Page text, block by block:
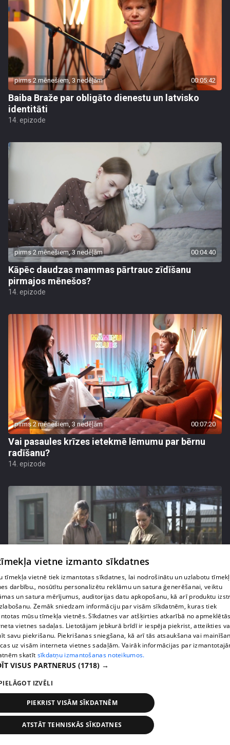
pirms 2 mēnešiem, 3 nedēļām 00:05:42
Baiba Braže par obligāto dienestu un latvisko
identitāti
14. epizode
pirms 2 mēnešiem, 3 nedēļām 00:04:40
Kāpēc daudzas mammas pārtrauc zīdīšanu
pirmajos mēnešos?
14. epizode
pirms 2 mēnešiem, 3 nedēļām 00:07:20
Vai pasaules krīzes ietekmē lēmumu par bērnu
radīšanu?
14. epizode
pirms 3 mēnešiem 00:06:24
Grila sezonā lieliski iespējams ievērot veselīga
uztura principus
13. epizode
vietne izmanto sīkdatnes
tīmekļa vietnē tiek izmantotas sīkdatnes, lai nodrošinātu un uzlabotu
darbību., nosūtītu personalizētu reklāmu un satura ģenerēšanai, veiktu
un satura mērījumus, auditorijas datu apkopošanu, kā arī produktu
Zemāk sniedzam informāciju par visām sīkdatnēm, kuras tiek
mūsu tīmekļa vietnēs. Sīkdatnes var atšķirties atkarībā no
vietnes sadaļas. Lietotājam jebkurā brīdī ir iespēja piekrist, atteikties
savu piekrišanu. Piekrišanas sniegšana, kā arī tās atsaukšana vai
uz visām interneta vietnes sadaļām. Vairāk informācijas par
skatīt sīkdatņu izmantošanas noteikumos.
VISUS PARTNERUS (1718) →
IZVĒLI
PIEKRIST VISĀM SĪKDATNĒM
ATSTĀT TEHNISKĀS SĪKDATNES